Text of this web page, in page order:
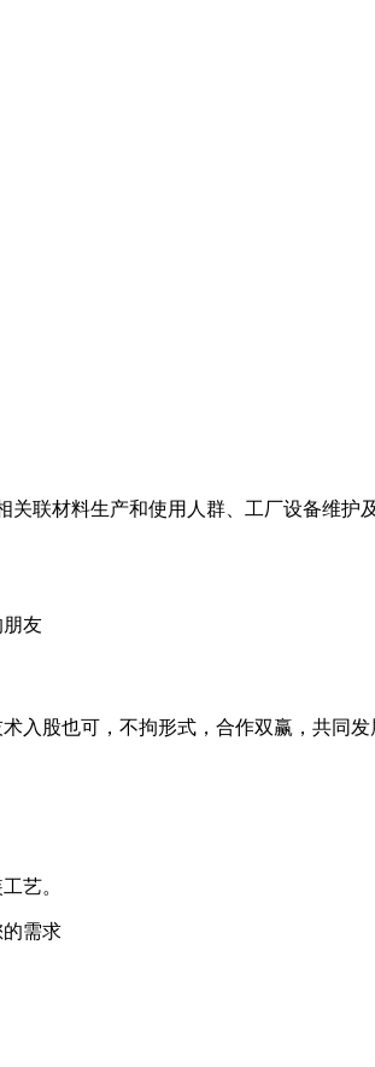
联材料生产和使用人群、工厂设备维护
朋友
入股也可，不拘形式，合作双赢，共同
艺。
需求